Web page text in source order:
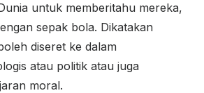
untuk memberitahu mereka,
sepak bola. Dikatakan
diseret ke dalam
atau politik atau juga
moral.